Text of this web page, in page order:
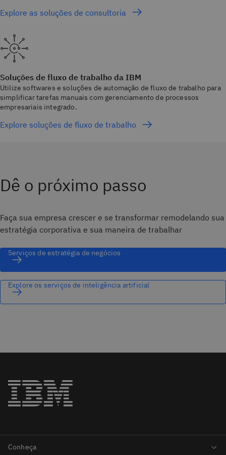
Explore as soluções de consultoria
Soluções de fluxo de trabalho da IBM
Utilize softwares e soluções de automação de fluxo de trabalho para
simplificar tarefas manuais com gerenciamento de processos
empresariais integrado.
Explore soluções de fluxo de trabalho
Dê o próximo passo
Faça sua empresa crescer e se transformar remodelando sua
estratégia corporativa e sua maneira de trabalhar
Serviços de estratégia de negócios
Explore os serviços de inteligência artificial